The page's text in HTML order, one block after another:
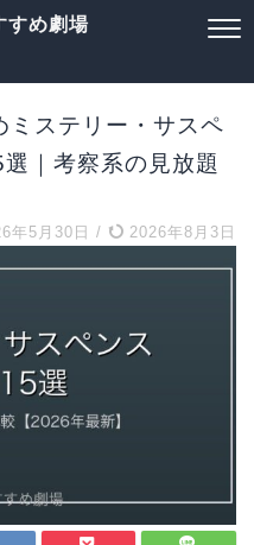
すめ劇場
ミステリー・サスペ
｜考察系の見放題
年5月30日 / 2026年8月3日